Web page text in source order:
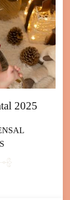
2025